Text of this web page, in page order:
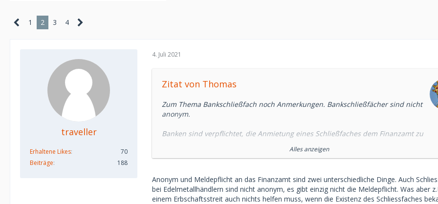
1 2 3 4
traveller
Erhaltene Likes
70
Beiträge
188
4. Juli 2021
Zitat von Thomas
Zum Thema Bankschließfach noch Anmerkungen. Bankschließfächer sind nicht
anonym.
Banken sind verpflichtet, die Anmietung eines Schließfaches dem Finanzamt zu
teilweise auch bar bezahlt werden. Gehört das Schließfach nicht einer Bank,
besteht auch keine Meldepflicht an das Finanzamt. Tipps per PN.
Alles anzeigen
Anonym und Meldepflicht an das Finanzamt sind zwei unterschiedliche Dinge. Auch
bei Edelmetallhändlern sind nicht anonym, es gibt einzig nicht die Meldepflicht. Was aber
einem Erbschaftsstreit auch nichts helfen muss, wenn die Existenz des Schliessfaches